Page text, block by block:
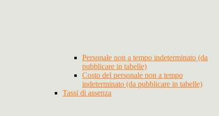
Personale non a tempo indeterminato (da
pubblicare in tabelle)
Costo del personale non a tempo
indeterminato (da pubblicare in tabelle)
Tassi di assenza